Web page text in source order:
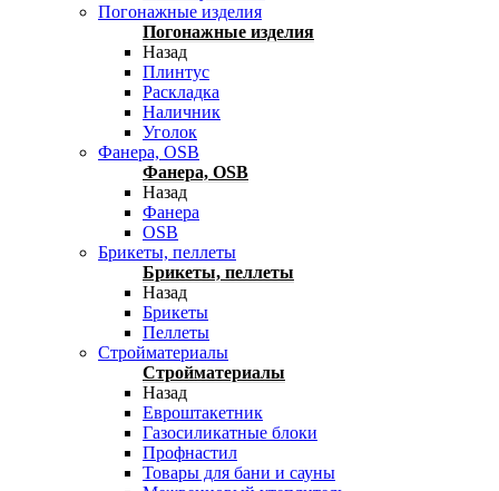
Погонажные изделия
Погонажные изделия
Назад
Плинтус
Раскладка
Наличник
Уголок
Фанера, OSB
Фанера, OSB
Назад
Фанера
OSB
Брикеты, пеллеты
Брикеты, пеллеты
Назад
Брикеты
Пеллеты
Стройматериалы
Стройматериалы
Назад
Евроштакетник
Газосиликатные блоки
Профнастил
Товары для бани и сауны